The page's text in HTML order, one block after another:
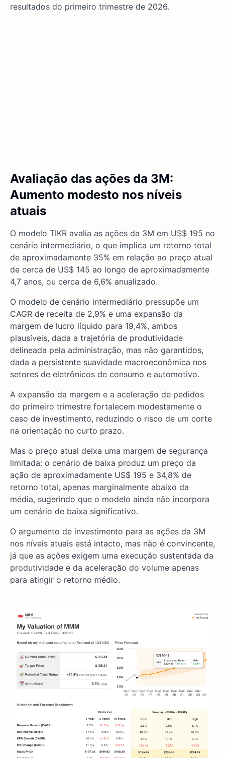
resultados do primeiro trimestre de 2026.
Avaliação das ações da 3M:
Aumento modesto nos níveis
atuais
O modelo TIKR avalia as ações da 3M em US$ 195 no
cenário intermediário, o que implica um retorno total
de aproximadamente 35% em relação ao preço atual
de cerca de US$ 145 ao longo de aproximadamente
4,7 anos, ou cerca de 6,6% anualizado.
O modelo de cenário intermediário pressupõe um
CAGR de receita de 2,9% e uma expansão da
margem de lucro líquido para 19,4%, ambos
plausíveis, dada a trajetória de produtividade
delineada pela administração, mas não garantidos,
dada a persistente suavidade macroeconômica nos
setores de eletrônicos de consumo e automotivo.
A expansão da margem e a aceleração de pedidos
do primeiro trimestre fortalecem modestamente o
caso de investimento, reduzindo o risco de um corte
na orientação no curto prazo.
Mas o preço atual deixa uma margem de segurança
limitada: o cenário de baixa produz um preço da
ação de aproximadamente US$ 195 e 34,8% de
retorno total, apenas marginalmente abaixo da
média, sugerindo que o modelo ainda não incorpora
um cenário de baixa significativo.
O argumento de investimento para as ações da 3M
nos níveis atuais está intacto, mas não é convincente,
já que as ações exigem uma execução sustentada da
produtividade e da aceleração do volume apenas
para atingir o retorno médio.